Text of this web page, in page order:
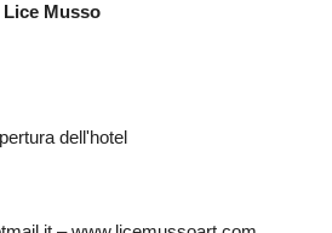
Musso
dell'hotel